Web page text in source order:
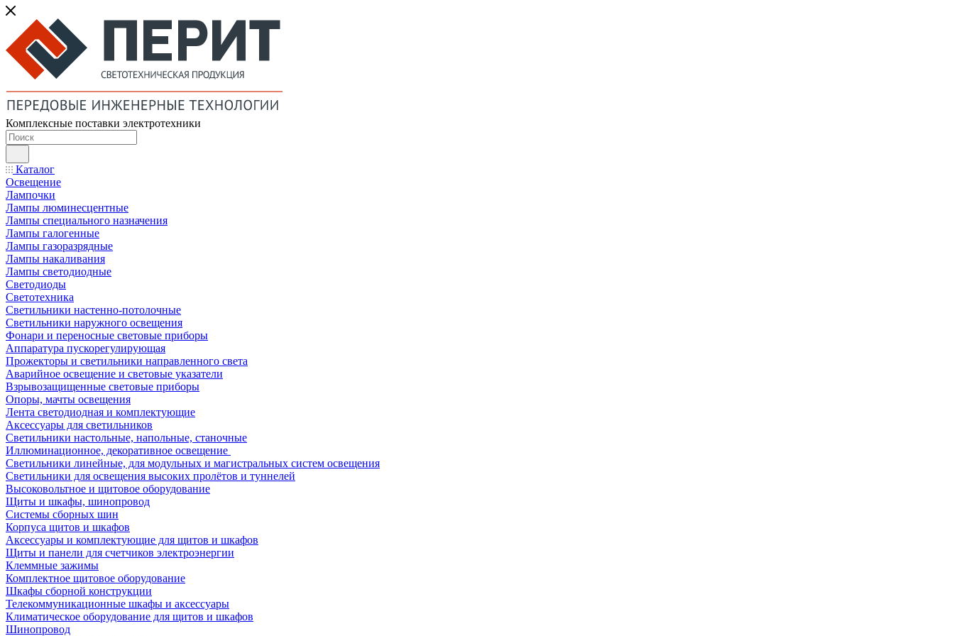
Комплексные поставки электротехники
Каталог
Освещение
Лампочки
Лампы люминесцентные
Лампы специального назначения
Лампы галогенные
Лампы газоразрядные
Лампы накаливания
Лампы светодиодные
Светодиоды
Светотехника
Светильники настенно-потолочные
Светильники наружного освещения
Фонари и переносные световые приборы
Аппаратура пускорегулирующая
Прожекторы и светильники направленного света
Аварийное освещение и световые указатели
Взрывозащищенные световые приборы
Опоры, мачты освещения
Лента светодиодная и комплектующие
Аксессуары для светильников
Светильники настольные, напольные, станочные
Иллюминационное, декоративное освещение
Светильники линейные, для модульных и магистральных систем освещения
Светильники для освещения высоких пролётов и туннелей
Высоковольтное и щитовое оборудование
Щиты и шкафы, шинопровод
Системы сборных шин
Корпуса щитов и шкафов
Аксессуары и комплектующие для щитов и шкафов
Щиты и панели для счетчиков электроэнергии
Клеммные зажимы
Комплектное щитовое оборудование
Шкафы сборной конструкции
Телекоммуникационные шкафы и аксессуары
Климатическое оборудование для щитов и шкафов
Шинопровод